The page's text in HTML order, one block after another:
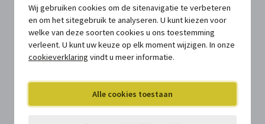
Wij gebruiken cookies om de sitenavigatie te verbeteren
en om het sitegebruik te analyseren. U kunt kiezen voor
welke van deze soorten cookies u ons toestemming
verleent. U kunt uw keuze op elk moment wijzigen. In onze
cookieverklaring vindt u meer informatie.
Alle cookies toestaan
om ‘ja, en’ of ‘hoe kunnen we’ te gebruiken, iets wat
ruimte laat voor mogelijkheden in plaats van
beperkingen.
Ruimte voor experimenten.Creëer een cultuur waar
bevordert een ‘mindset’ waarin mensen durven te
innoveren zonder angst voor negatieve repercussies.